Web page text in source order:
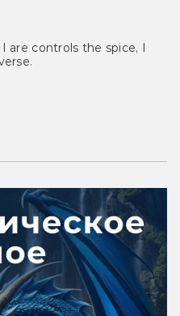
are controls the spice, I